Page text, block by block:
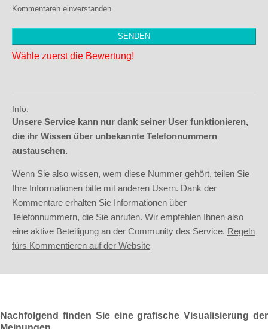
Kommentaren einverstanden
Wähle zuerst die Bewertung!
Info:
Unsere Service kann nur dank seiner User funktionieren,
die ihr Wissen über unbekannte Telefonnummern
austauschen.
Wenn Sie also wissen, wem diese Nummer gehört, teilen Sie
Ihre Informationen bitte mit anderen Usern. Dank der
Kommentare erhalten Sie Informationen über
Telefonnummern, die Sie anrufen. Wir empfehlen Ihnen also
eine aktive Beteiligung an der Community des Service. Regeln
fürs Kommentieren auf der Website
Nachfolgend finden Sie eine grafische Visualisierung der